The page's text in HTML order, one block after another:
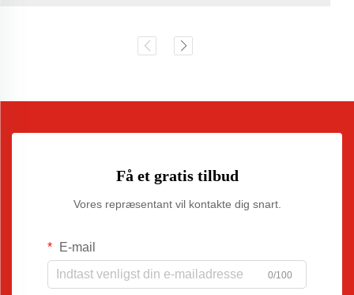
Få et gratis tilbud
Vores repræsentant vil kontakte dig snart.
E-mail
0/100